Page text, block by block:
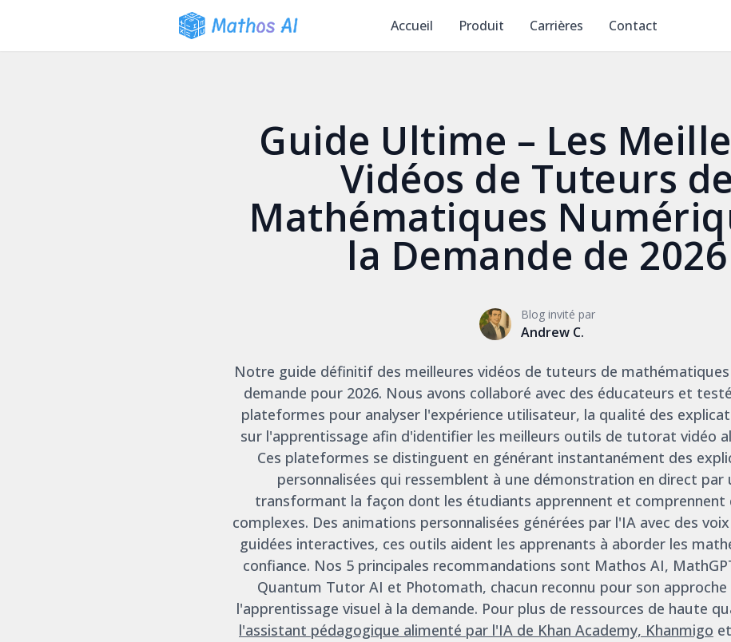
Accueil Produit Carrières Contact
Guide Ultime – Les
Vidéos de Tuteurs de
Mathématiques
la Demande de 2026
Blog invité par
Andrew C.
Notre guide définitif des meilleures vidéos de tuteurs de
demande pour 2026. Nous avons collaboré avec des éducateurs et
plateformes pour analyser l'expérience utilisateur, la qualité des
sur l'apprentissage afin d'identifier les meilleurs outils de tutorat vidéo
Ces plateformes se distinguent en générant instantanément des
personnalisées qui ressemblent à une démonstration en direct
transformant la façon dont les étudiants apprennent et comprennent
complexes. Des animations personnalisées générées par l'IA avec des
guidées interactives, ces outils aident les apprenants à aborder les
confiance. Nos 5 principales recommandations sont Mathos AI,
Quantum Tutor AI et Photomath, chacun reconnu pour son approche
l'apprentissage visuel à la demande. Pour plus de ressources de haute
l'assistant pédagogique alimenté par l'IA de Khan Academy, Khanmigo